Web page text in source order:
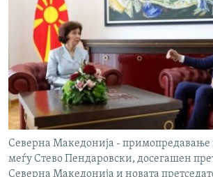
Северна Македонија - примопредавање
меѓу Стево Пендаровски, досегашен
Северна Македонија и новата